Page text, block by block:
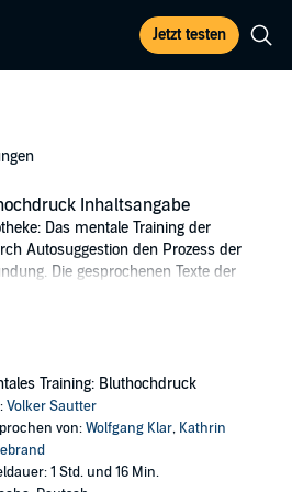
Jetzt testen
Inhaltsangabe
Das mentale Training der
Autosuggestion den Prozess der
Die gesprochenen Texte der
sodass die Textpassagen
bei Bluthochdruck? Bei
sich die innere Anspannung
sich. Das Gefühl von Erholung breitet
lässt die Erschöpfung nach und
Übungszeit von vier bis sechs
Training: Bluthochdruck
Volker Sautter
von:Wolfgang Klar, Kathrin
1 Std. und 16 Min.